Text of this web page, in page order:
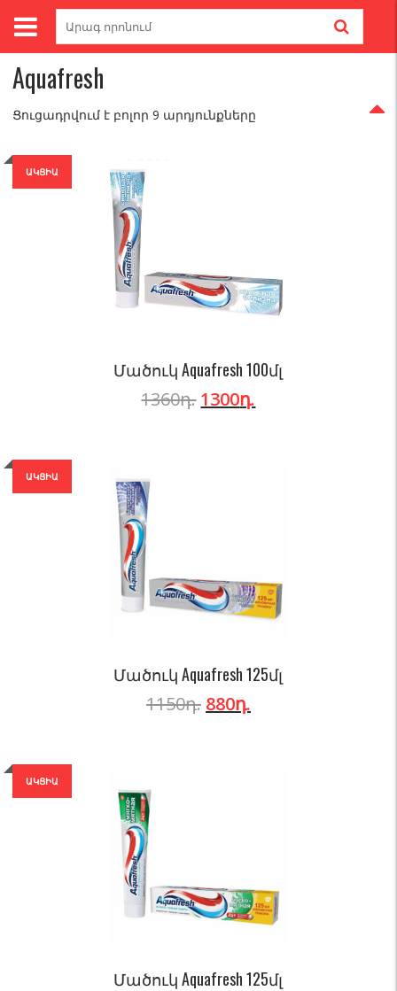
Search
Գլխավոր / Brands / Aquafresh
Aquafresh
Ցուցադրվում է բոլոր 9 արդյունքները
ԱԿՑԻԱ
Մածուկ Aquafresh 100մլ
1360դ. 1300դ.
ԱԿՑԻԱ
Մածուկ Aquafresh 125մլ
1150դ. 880դ.
ԱԿՑԻԱ
Մածուկ Aquafresh 125մլ